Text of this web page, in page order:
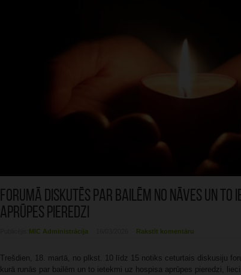
Forumā diskutēs par bailēm no nāves un to
aprūpes pieredzi
MIC Administrācija Rakstīt komentāru
Trešdien, 18. martā, no plkst. 10 līdz 15 notiks ceturtais diskusiju
kurā runās par bailēm un to ietekmi uz hospisa aprūpes pieredzi,